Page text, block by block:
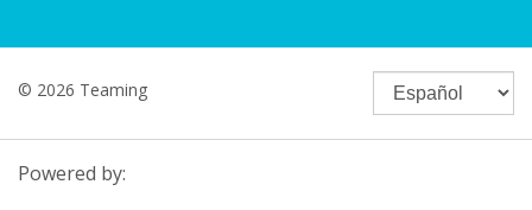
© 2026 Teaming
Powered by: